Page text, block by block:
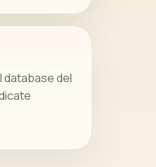
database del